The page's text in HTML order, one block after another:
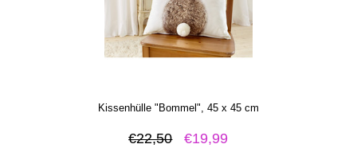
Kissenhülle "Bommel", 45 x 45 cm
€22,50 €19,99